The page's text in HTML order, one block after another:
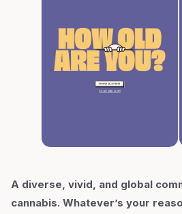
A diverse, vivid, and global
cannabis. Whatever’s your